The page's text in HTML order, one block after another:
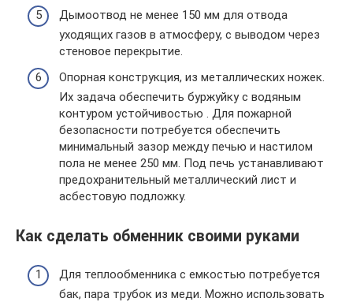
Дымоотвод не менее 150 мм для отвода
уходящих газов в атмосферу, с выводом через
стеновое перекрытие.
Опорная конструкция, из металлических ножек.
Их задача обеспечить буржуйку с водяным
контуром устойчивостью . Для пожарной
безопасности потребуется обеспечить
минимальный зазор между печью и настилом
пола не менее 250 мм. Под печь устанавливают
предохранительный металлический лист и
асбестовую подложку.
Как сделать обменник своими руками
Для теплообменника с емкостью потребуется
бак, пара трубок из меди. Можно использовать